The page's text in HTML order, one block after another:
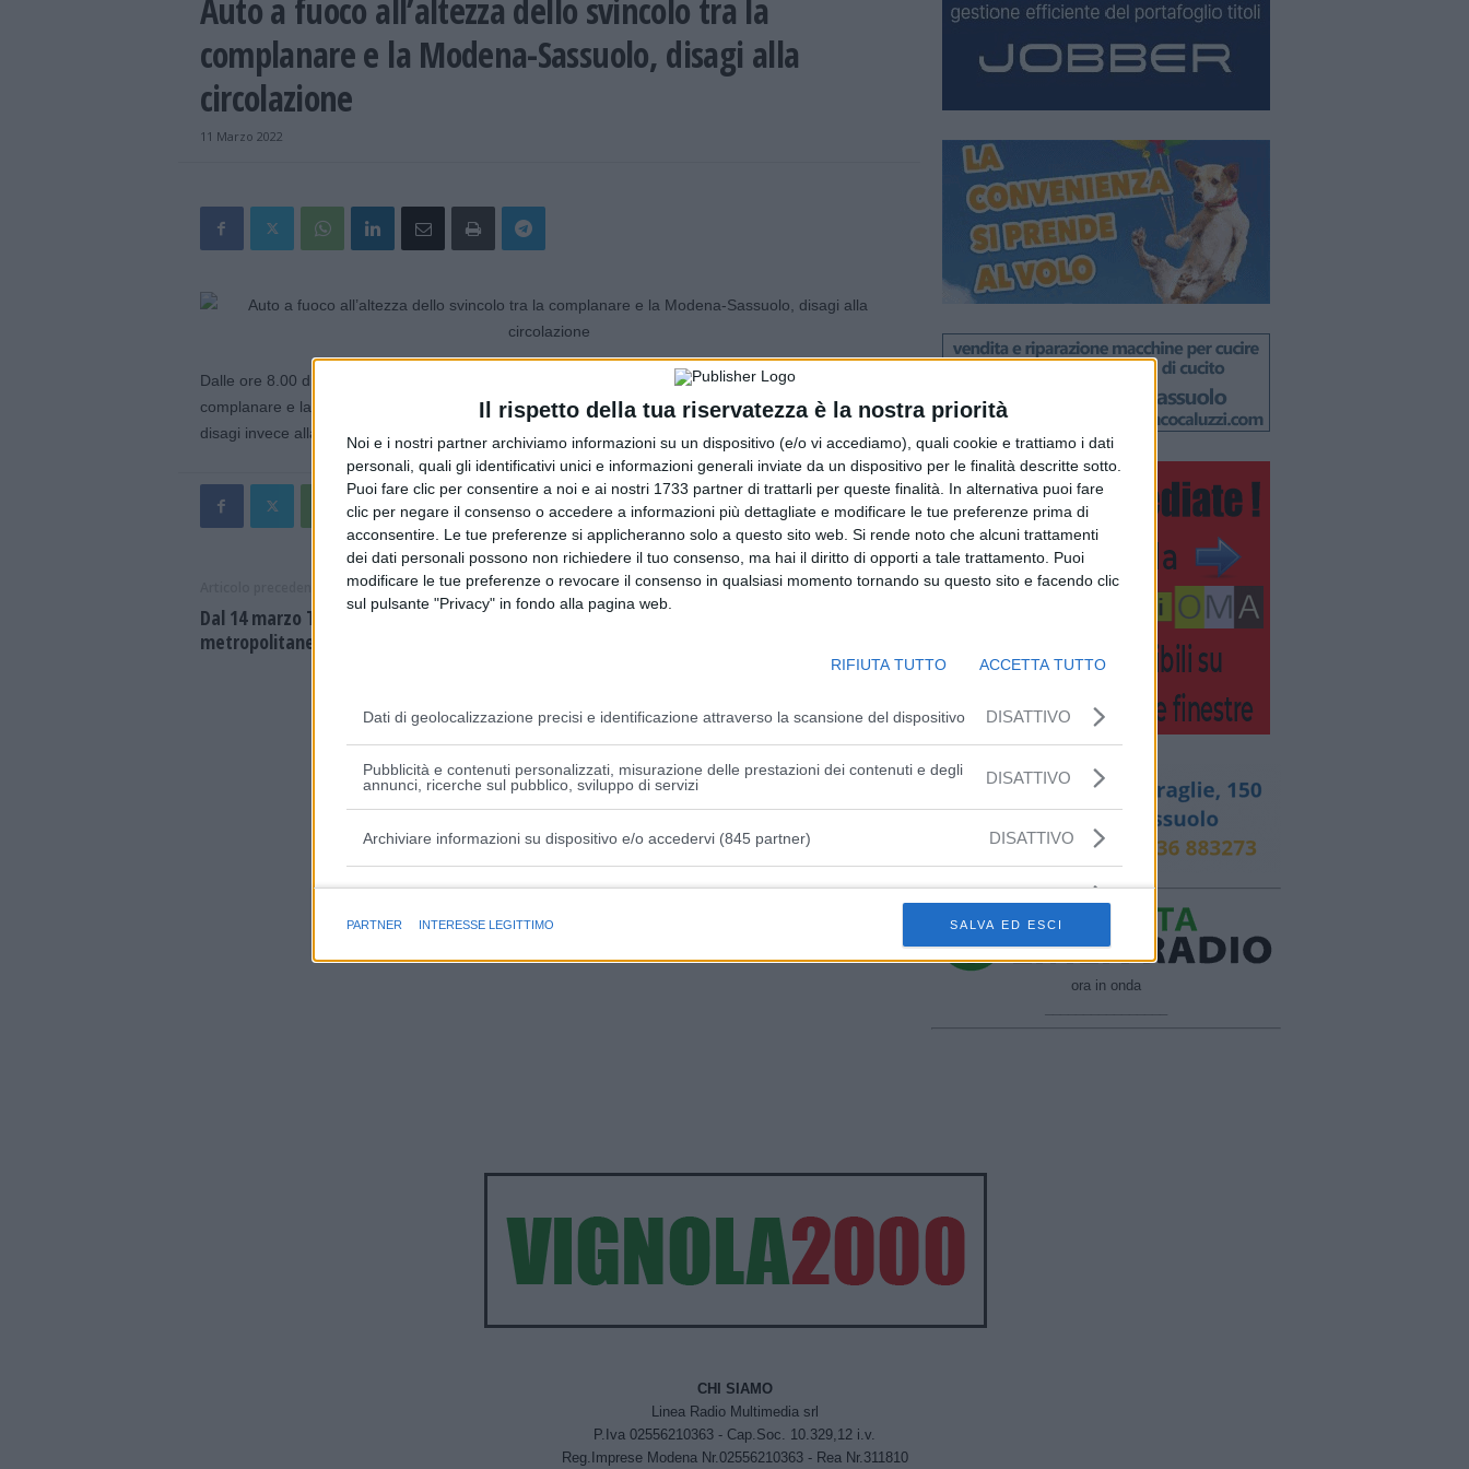
Il rispetto della tua riservatezza è la nostra priorità
Noi e i nostri partner archiviamo informazioni su un dispositivo (e/o vi accediamo), quali cookie e trattiamo i dati
personali, quali gli identificativi unici e informazioni generali inviate da un dispositivo per le finalità descritte sotto.
Puoi fare clic per consentire a noi e ai nostri 1733 partner di trattarli per queste finalità. In alternativa puoi fare
clic per negare il consenso o accedere a informazioni più dettagliate e modificare le tue preferenze prima di
acconsentire. Le tue preferenze si applicheranno solo a questo sito web. Si rende noto che alcuni trattamenti
dei dati personali possono non richiedere il tuo consenso, ma hai il diritto di opporti a tale trattamento. Puoi
modificare le tue preferenze o revocare il consenso in qualsiasi momento tornando su questo sito e facendo clic
sul pulsante "Privacy" in fondo alla pagina web.
RIFIUTA TUTTO ACCETTA TUTTO
Dati di geolocalizzazione precisi e identificazione attraverso la scansione del dispositivo DISATTIVO
Pubblicità e contenuti personalizzati, misurazione delle prestazioni dei contenuti e degli
annunci, ricerche sul pubblico, sviluppo di servizi
DISATTIVO
Archiviare informazioni su dispositivo e/o accedervi (845 partner) DISATTIVO
Finalità e caratteristiche speciali
PARTNER INTERESSE LEGITTIMO SALVA ED ESCI
Auto a fuoco all’altezza dello svincolo tra la
complanare e la Modena-Sassuolo, disagi alla
circolazione
11 Marzo 2022
Dalle ore 8.00 di questa mattina i vigili del fuoco stanno intervenendo a Modena sullo svincolo tra la
complanare e la Modena – Sassuolo per un auto in fiamme. No sono stati segnalati feriti. Gravi
disagi invece alla circolazione stradale.
Dal 14 marzo Taser in arrivo in 14 città
metropolitane
Articolo successivo
Ucraina, sotto attacco dei russi la città di
ora in onda
CHI SIAMO
Linea Radio Multimedia srl
P.Iva 02556210363 - Cap.Soc. 10.329,12 i.v.
Reg.Imprese Modena Nr.02556210363 - Rea Nr.311810